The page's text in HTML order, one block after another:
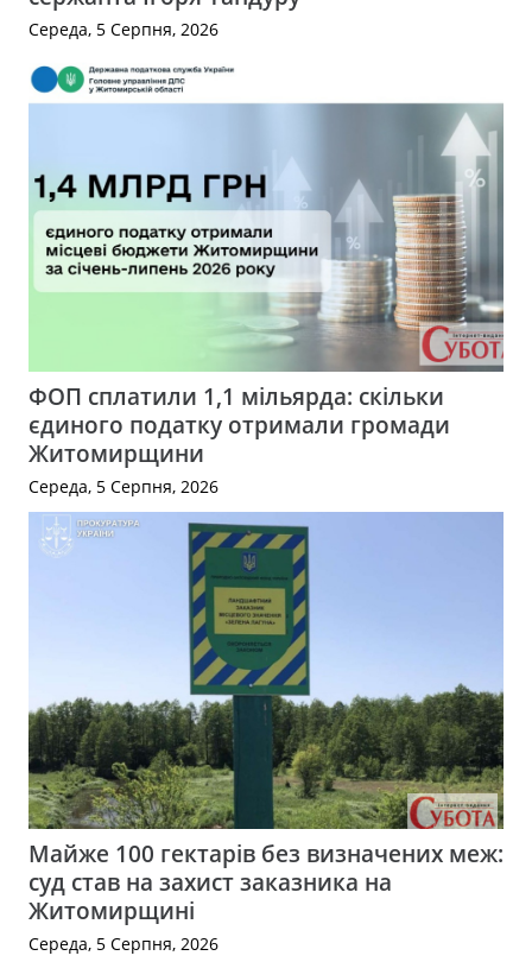
Середа, 5 Серпня, 2026
ФОП сплатили 1,1 мільярда: скільки
єдиного податку отримали громади
Житомирщини
Середа, 5 Серпня, 2026
Майже 100 гектарів без визначених меж:
суд став на захист заказника на
Житомирщині
Середа, 5 Серпня, 2026